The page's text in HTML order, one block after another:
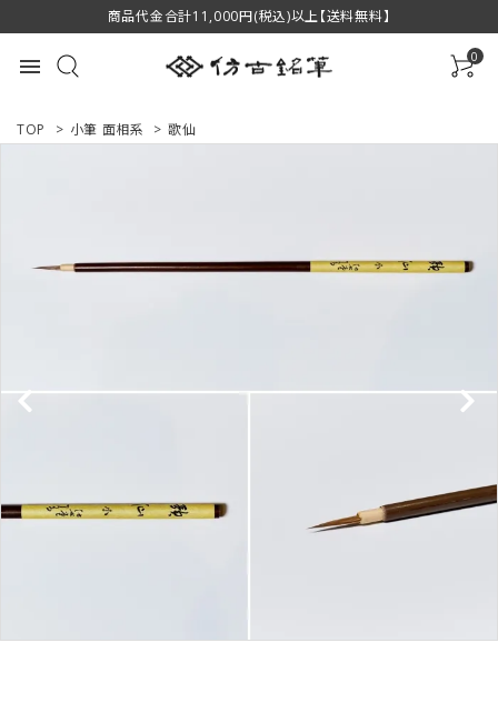
商品代金合計11,000円(税込)以上【送料無料】
menu 0
用途で選ぶ
特定商取引法について
TOP > 小筆 面相系 > 歌仙